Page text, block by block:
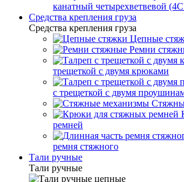
канатный четырехветвевой
Средства крепления груза
Средства крепления груза
Цепные
Ремни
трещеткой с двумя крюками
с трещеткой с двумя
ремней
ремня стяжного
Тали ручные
Тали ручные